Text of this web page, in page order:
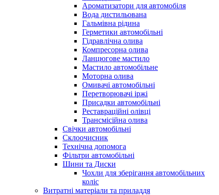
Ароматизатори для автомобіля
Вода дистильована
Гальмівна рідина
Герметики автомобільні
Гідравлічна олива
Компресорна олива
Ланцюгове мастило
Мастило автомобільне
Моторна олива
Омивачі автомобільні
Перетворювачі іржі
Присадки автомобільні
Реставраційні олівці
Трансмісійна олива
Свічки автомобільні
Склоочисник
Технічна допомога
Фільтри автомобільні
Шини та Диски
Чохли для зберігання автомобільних
коліс
Витратні матеріали та приладдя